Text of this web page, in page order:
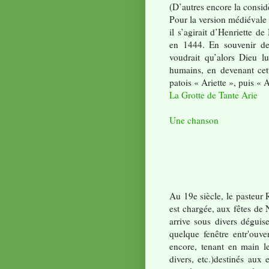
(D’autres encore la
Pour la version
il s’agirait d’Henriette
en 1444. En souvenir
voudrait qu’alors Dieu
humains, en devenant
patois « Ariette », puis «
La Grotte de Tante Arie
Une chanson
Au 19e siècle, le pasteur
est chargée, aux fêtes de
arrive sous divers
quelque fenêtre
encore, tenant en main
divers, etc.)destinés aux